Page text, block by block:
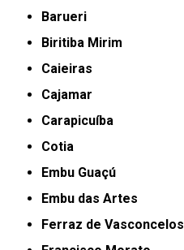
Barueri
Biritiba Mirim
Caieiras
Cajamar
Carapicuíba
Cotia
Embu Guaçú
Embu das Artes
Ferraz de Vasconcelos